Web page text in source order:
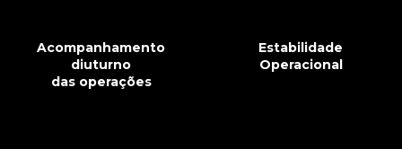
Acompanhamento
diuturno
das operações
Estabilidade
Operacional